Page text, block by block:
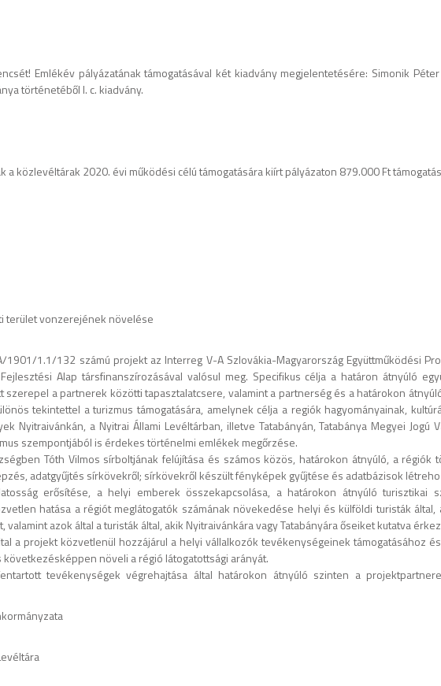
Emlékév pályázatának támogatásával két kiadvány megjelentetésére: Simonik
történetéből I. c. kiadvány.
a közlevéltárak 2020. évi működési célú támogatására kiírt pályázaton 879.000 Ft
terület vonzerejének növelése
1901/1.1/132 számú projekt az Interreg V-A Szlovákia-Magyarország Együttműködési
Alap társfinanszírozásával valósul meg. Specifikus célja a határon átnyúló
a partnerek közötti tapasztalatcsere, valamint a partnerség és a határokon
tekintettel a turizmus támogatására, amelynek célja a regiók hagyományainak,
Nyitraivánkán, a Nyitrai Állami Levéltárban, illetve Tatabányán, Tatabánya Megyei
szempontjából is érdekes történelmi emlékek megőrzése.
Tóth Vilmos sírboltjának felújítása és számos közös, határokon átnyúló, a
adatgyűjtés sírkövekről; sírkövekről készült fényképek gyűjtése és adatbázisok
erősítése, a helyi emberek összekapcsolása, a határokon átnyúló turisztikai
hatása a régiót meglátogatók számának növekedése helyi és külföldi turisták
azok által a turisták által, akik Nyitraivánkára vagy Tatabányára őseiket kutatva
a projekt közvetlenül hozzájárul a helyi vállalkozók tevékenységeinek támogatásához
növeli a régió látogatottsági arányát.
tevékenységek végrehajtása által határokon átnyúló szinten a